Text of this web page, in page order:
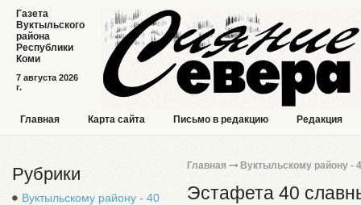
7 августа 2026
г.
Газета
Вуктыльского
района
Республики
Коми
Главная Карта сайта Письмо в редакцию Редакция
Рубрики
Вуктыльскому району - 40
Главная Вуктыльскому району -
Эстафета 40